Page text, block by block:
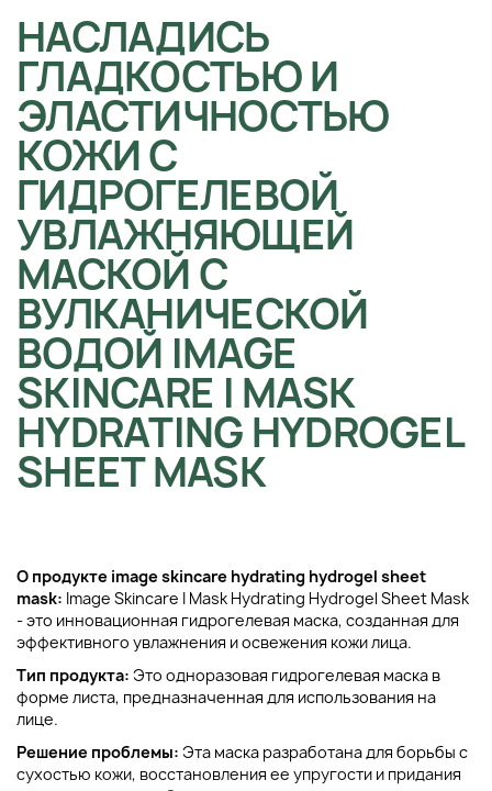
НАСЛАДИСЬ
ГЛАДКОСТЬЮ И
ЭЛАСТИЧНОСТЬЮ
КОЖИ С
ГИДРОГЕЛЕВОЙ
УВЛАЖНЯЮЩЕЙ
МАСКОЙ С
ВУЛКАНИЧЕСКОЙ
ВОДОЙ IMAGE
SKINCARE I MASK
HYDRATING HYDROGEL
SHEET MASK
О продукте image skincare hydrating hydrogel sheet
mask: Image Skincare I Mask Hydrating Hydrogel Sheet Mask
- это инновационная гидрогелевая маска, созданная для
эффективного увлажнения и освежения кожи лица.
Тип продукта: Это одноразовая гидрогелевая маска в
форме листа, предназначенная для использования на
лице.
Решение проблемы: Эта маска разработана для борьбы с
сухостью кожи, восстановления ее упругости и придания